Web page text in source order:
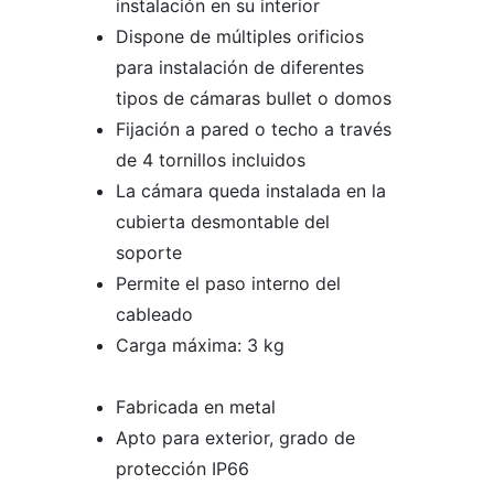
instalación en su interior
Dispone de múltiples orificios
para instalación de diferentes
tipos de cámaras bullet o domos
Fijación a pared o techo a través
de 4 tornillos incluidos
La cámara queda instalada en la
cubierta desmontable del
soporte
Permite el paso interno del
cableado
Carga máxima: 3 kg
Fabricada en metal
Apto para exterior, grado de
protección IP66